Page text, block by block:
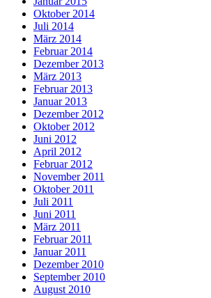
Oktober 2014
Juli 2014
März 2014
Februar 2014
Dezember 2013
März 2013
Februar 2013
Januar 2013
Dezember 2012
Oktober 2012
Juni 2012
April 2012
Februar 2012
November 2011
Oktober 2011
Juli 2011
Juni 2011
März 2011
Februar 2011
Januar 2011
Dezember 2010
September 2010
August 2010